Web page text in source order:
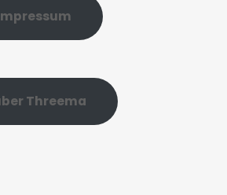
Threema